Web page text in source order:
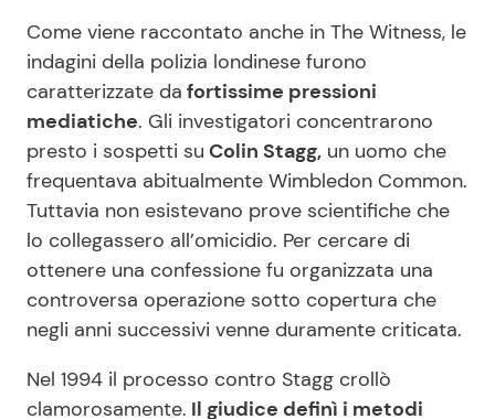
Come viene raccontato anche in The Witness, le
indagini della polizia londinese furono
caratterizzate da fortissime pressioni
mediatiche. Gli investigatori concentrarono
presto i sospetti su Colin Stagg, un uomo che
frequentava abitualmente Wimbledon Common.
Tuttavia non esistevano prove scientifiche che
lo collegassero all’omicidio. Per cercare di
ottenere una confessione fu organizzata una
controversa operazione sotto copertura che
negli anni successivi venne duramente criticata.
Nel 1994 il processo contro Stagg crollò
clamorosamente. Il giudice definì i metodi